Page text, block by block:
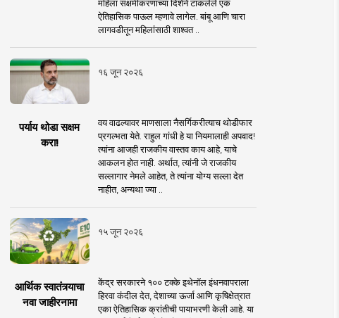
महिला सक्षमीकरणाच्या दिशेने टाकलेले एक
ऐतिहासिक पाऊल म्हणावे लागेल. बांबू आणि चारा
लागवडीतून महिलांसाठी शाश्वत ..
१६ जून २०२६
पर्याय थोडा सक्षम
करा!
वय वाढल्यावर माणसाला नैसर्गिकरीत्याच थोडीफार
प्रगल्भता येते. राहुल गांधी हे या नियमालाही अपवाद!
त्यांना आजही राजकीय वास्तव काय आहे, याचे
आकलन होत नाही. अर्थात, त्यांनी जे राजकीय
सल्लागार नेमले आहेत, ते त्यांना योग्य सल्ला देत
नाहीत, अन्यथा ज्या ..
१५ जून २०२६
आर्थिक स्वातंत्र्याचा
नवा जाहीरनामा
केंद्र सरकारने १०० टक्के इथेनॉल इंधनवापराला
हिरवा कंदील देत, देशाच्या ऊर्जा आणि कृषिक्षेत्रात
एका ऐतिहासिक क्रांतीची पायाभरणी केली आहे. या